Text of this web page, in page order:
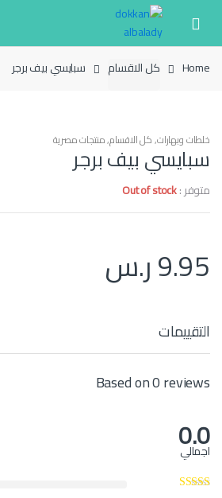
navigation
content
Home كل الاقسام سبايسي بيف برجر
خلطات وبهارات,كل الاقسام,منتجات مصرية
سبايسي بيف برجر
متوفر :Out of stock
9.95ر.س
التقييمات
Based on 0 reviews
0.0
اجمالي